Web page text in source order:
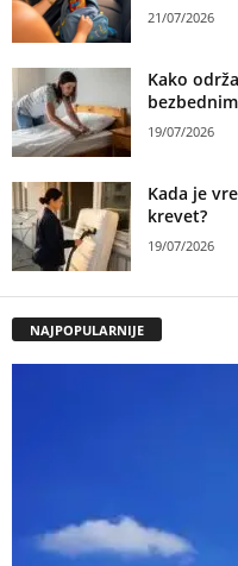
21/07/2026
Kako
19/07/2026
Kada je
krevet?
19/07/2026
NAJPOPULARNIJE